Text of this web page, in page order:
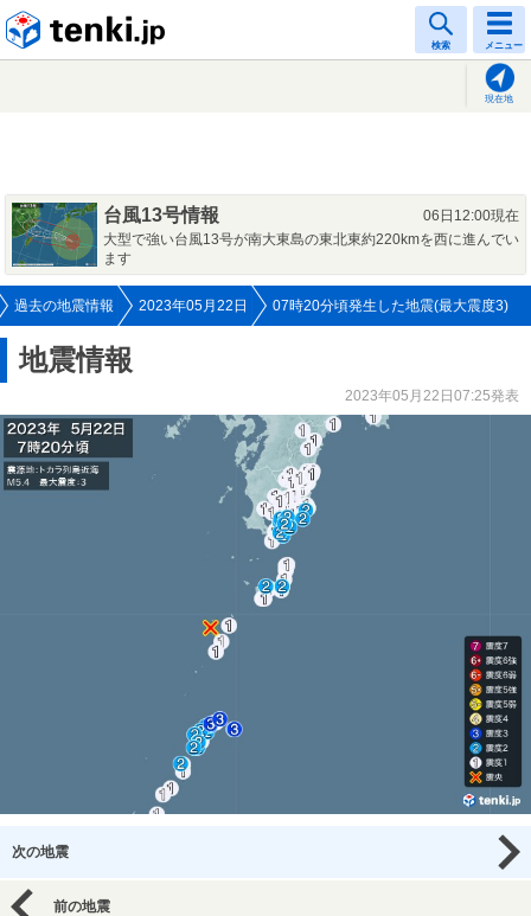
検索 メニュー
現在地
台風13号情報
06日12:00現在
大型で強い台風13号が南大東島の東北東約220kmを西に進んでい
ます
過去の地震情報 2023年05月22日 07時20分頃発生した地震(最大震度3)
地震情報
2023年05月22日07:25発表
次の地震
前の地震